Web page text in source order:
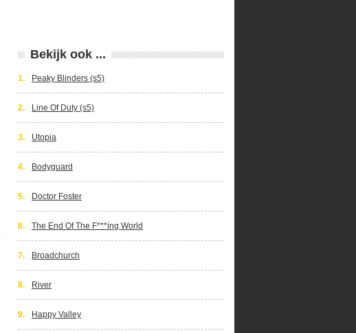
Bekijk ook ...
1. Peaky Blinders (s5)
2. Line Of Duty (s5)
3. Utopia
4. Bodyguard
5. Doctor Foster
6. The End Of The F***ing World
7. Broadchurch
8. River
9. Happy Valley